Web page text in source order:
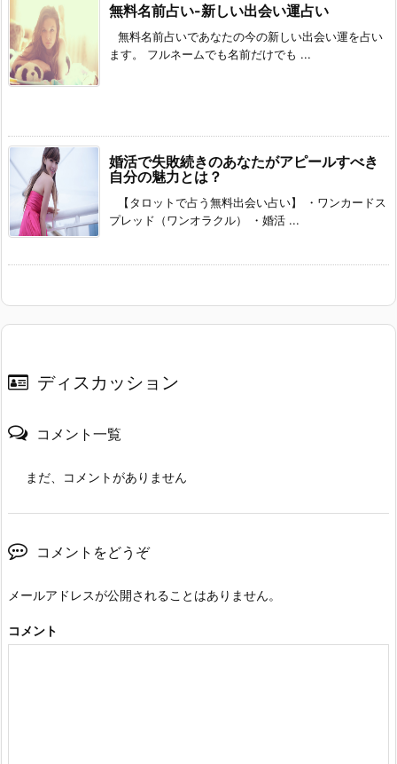
無料名前占い-新しい出会い運占い
無料名前占いであなたの今の新しい出会い運を占い
ます。 フルネームでも名前だけでも ...
婚活で失敗続きのあなたがアピールすべき
自分の魅力とは？
【タロットで占う無料出会い占い】 ・ワンカードス
プレッド（ワンオラクル） ・婚活 ...
ディスカッション
コメント一覧
まだ、コメントがありません
コメントをどうぞ
メールアドレスが公開されることはありません。
コメント